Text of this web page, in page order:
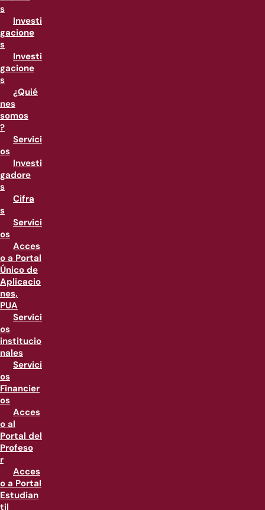
s
Investi
gacione
s
Investi
gacione
s
¿Quié
nes
somos
?
Servici
os
Investi
gadore
s
Cifra
s
Servici
os
Acces
o a Portal
Único de
Aplicacio
nes,
PUA
Servici
os
institucio
nales
Servici
os
Financier
os
Acces
o al
Portal del
Profeso
r
Acces
o a Portal
Estudian
til